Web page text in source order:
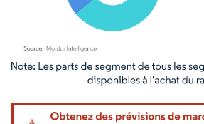
Image © Mordor Intelligence. La réutilisation